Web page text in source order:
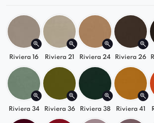
Stylowy design– oryginalny
charakterystycznym
lekkości i elegancji.
Stabilna konstrukcja –
gwarantują trwałość i
użytkowania.
Uniwersalne zastosowanie–
jadalni, salonie, gabinecie, a
Riviera 16 Riviera 21 Riviera 24 Riviera 26
Riviera 34 Riviera 36 Riviera 38 Riviera 41